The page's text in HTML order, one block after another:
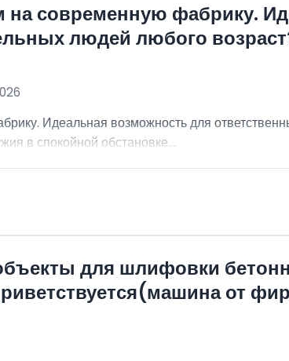
на современную фабрику.
людей любого
Идеальная возможность для
в спокойной обстановке....
для шлифовки
от